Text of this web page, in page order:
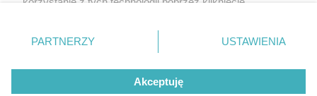
zmienić/wycofać klikając przycisk ustawień prywatności
znajdujący się w lewym dolnym rogu strony
rodzaje przetwarzania danych nie wymagają zgody
użytkownika, ale masz prawo sprzeciwić się takiemu
PARTNERZY USTAWIENIA
Akceptuję